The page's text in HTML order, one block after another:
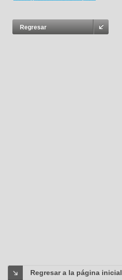
Regresar
Regresar a la página inicial